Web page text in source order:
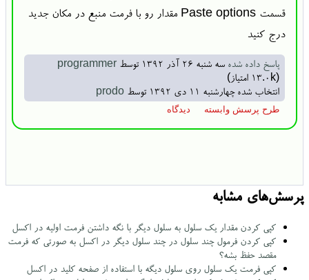
پرسش‌های مشابه
کپی کردن مقدار یک سلول به سلول دیگر با نگه داشتن فرمت اولیه در اکسل
کپی کردن فرمول چند سلول در چند سلول دیگر در اکسل به صورتی که فرمت
مقصد حفظ بشه؟
کپی فرمت یک سلول روی سلول دیگه با استفاده از صفحه کلید در اکسل
قسمت Paste options مقدار رو با فرمت منبع در مکان جدید
درج کنید
پاسخ داده شده سه شنبه ۲۶ آذر ۱۳۹۲ توسط programmer
(
13.0k امتیاز)
انتخاب شده چهارشنبه ۱۱ دی ۱۳۹۲ توسط prodo